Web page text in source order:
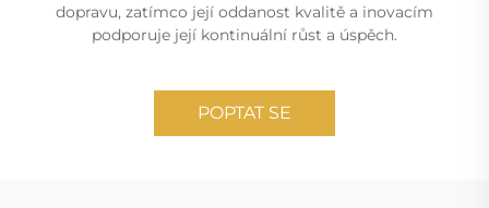
dopravu, zatímco její oddanost kvalitě a inovacím
podporuje její kontinuální růst a úspěch.
POPTAT SE